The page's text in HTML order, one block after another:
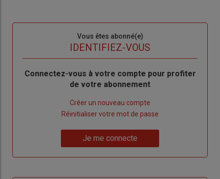
Vous êtes abonné(e)
IDENTIFIEZ-VOUS
Body
Connectez-vous à votre compte pour profiter
de votre abonnement
Créer un nouveau compte
de
Réinitialiser votre mot de passe
me
Je me connecte